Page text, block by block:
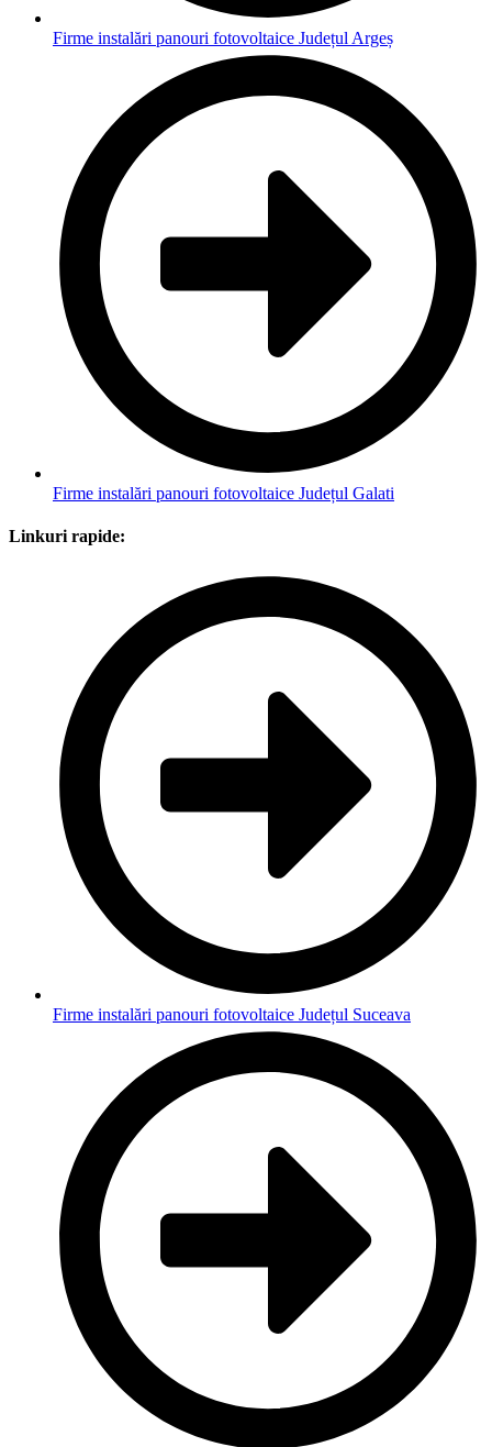
Firme instalări panouri fotovoltaice Județul Argeș
Firme instalări panouri fotovoltaice Județul Galati
Linkuri rapide:
Firme instalări panouri fotovoltaice Județul Suceava